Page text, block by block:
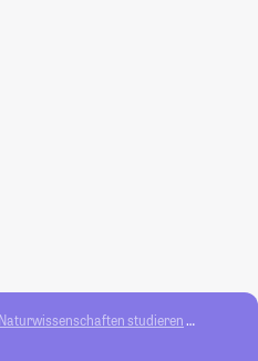
Natur­wissenschaften studieren